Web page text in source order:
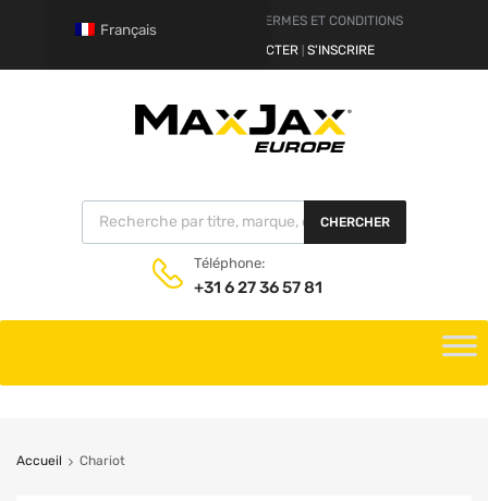
AVERTISSEMENT
TERMES ET CONDITIONS
SE CONNECTER S'INSCRIRE
CHERCHER
Téléphone:
+31 6 27 36 57 81
Accueil Chariot
Français